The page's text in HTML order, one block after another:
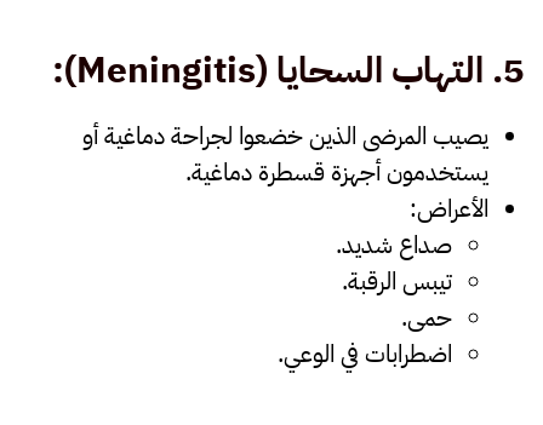
5. التهاب السحايا (Meningitis):
يصيب المرضى الذين خضعوا لجراحة دماغية أو
يستخدمون أجهزة قسطرة دماغية.
الأعراض:
صداع شديد.
تيبس الرقبة.
حمى.
اضطرابات في الوعي.